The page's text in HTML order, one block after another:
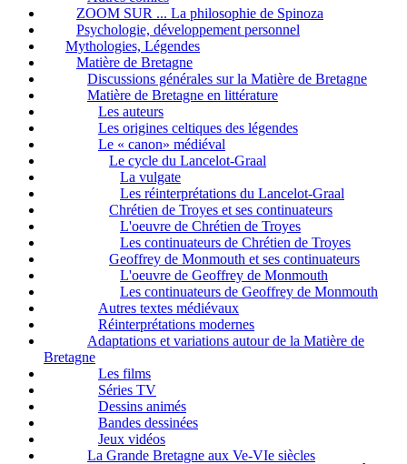
ZOOM SUR ... La philosophie de Spinoza
Psychologie, développement personnel
Mythologies, Légendes
Matière de Bretagne
Discussions générales sur la Matière de Bretagne
Matière de Bretagne en littérature
Les auteurs
Les origines celtiques des légendes
Le « canon» médiéval
Le cycle du Lancelot-Graal
La vulgate
Les réinterprétations du Lancelot-Graal
Chrétien de Troyes et ses continuateurs
L'oeuvre de Chrétien de Troyes
Les continuateurs de Chrétien de Troyes
Geoffrey de Monmouth et ses continuateurs
L'oeuvre de Geoffrey de Monmouth
Les continuateurs de Geoffrey de Monmouth
Autres textes médiévaux
Réinterprétations modernes
Adaptations et variations autour de la Matière de
Bretagne
Les films
Séries TV
Dessins animés
Bandes dessinées
Jeux vidéos
La Grande Bretagne aux Ve-VIe siècles